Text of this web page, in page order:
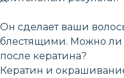
Он сделает ваши
блестящими. Можно ли
после кератина?
Кератин и